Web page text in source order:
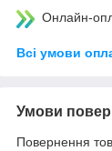
Онлайн-
Всі умови
Умови
Повернення